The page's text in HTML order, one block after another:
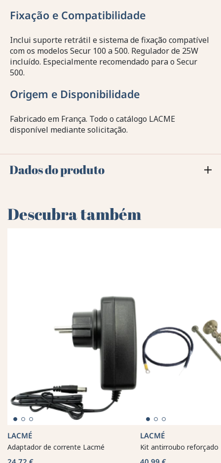
Fixação e Compatibilidade
Inclui suporte retrátil e sistema de fixação compatível
com os modelos Secur 100 a 500. Regulador de 25W
incluído. Especialmente recomendado para o Secur
500.
Origem e Disponibilidade
Fabricado em França. Todo o catálogo LACME
disponível mediante solicitação.
Dados do produto
Descubra também
LACMÉ
Adaptador de corrente Lacmé
LACMÉ
Kit antirroubo reforçado